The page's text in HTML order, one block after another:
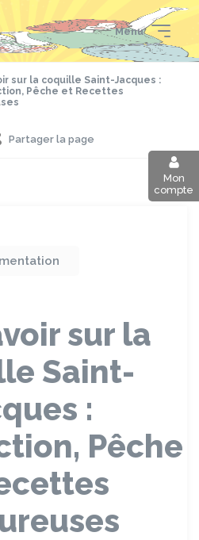
Menu
Mon
compte
sur la coquille Saint-Jacques :
Pêche et Recettes
Partager la page
sur la
Saint-
:
Pêche